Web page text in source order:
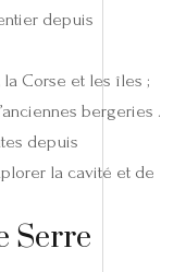
depuis
Corse et les îles ;
bergeries .
depuis
la cavité et de
Serre